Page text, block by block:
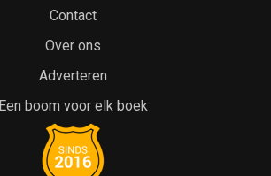
Contact
Over ons
Adverteren
Een boom voor elk boek